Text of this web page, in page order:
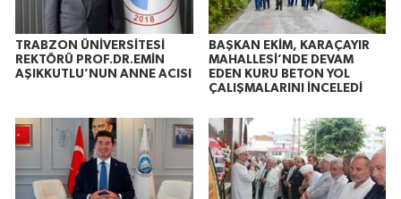
TRABZON ÜNİVERSİTESİ
REKTÖRÜ PROF.DR.EMİN
AŞIKKUTLU’NUN ANNE ACISI
BAŞKAN EKİM, KARAÇAYIR
MAHALLESİ’NDE DEVAM
EDEN KURU BETON YOL
ÇALIŞMALARINI İNCELEDİ